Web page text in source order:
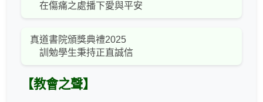
在傷痛之處播下愛與平安
真道書院頒獎典禮2025
訓勉學生秉持正直誠信
【教會之聲】